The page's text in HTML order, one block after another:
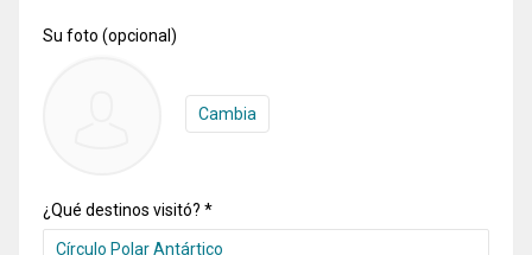
Su foto (opcional)
Cambia
¿Qué destinos visitó? *